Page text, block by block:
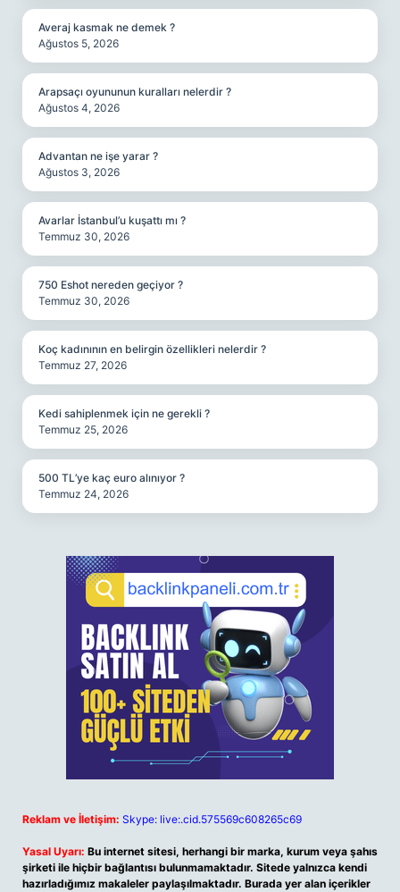
Averaj kasmak ne demek ?
Ağustos 5, 2026
Arapsaçı oyununun kuralları nelerdir ?
Ağustos 4, 2026
Advantan ne işe yarar ?
Ağustos 3, 2026
Avarlar İstanbul’u kuşattı mı ?
Temmuz 30, 2026
750 Eshot nereden geçiyor ?
Temmuz 30, 2026
Koç kadınının en belirgin özellikleri nelerdir ?
Temmuz 27, 2026
Kedi sahiplenmek için ne gerekli ?
Temmuz 25, 2026
500 TL’ye kaç euro alınıyor ?
Temmuz 24, 2026
Reklam ve İletişim: Skype: live:.cid.575569c608265c69
Yasal Uyarı: Bu internet sitesi, herhangi bir marka, kurum veya şahıs
şirketi ile hiçbir bağlantısı bulunmamaktadır. Sitede yalnızca kendi
hazırladığımız makaleler paylaşılmaktadır. Burada yer alan içerikler